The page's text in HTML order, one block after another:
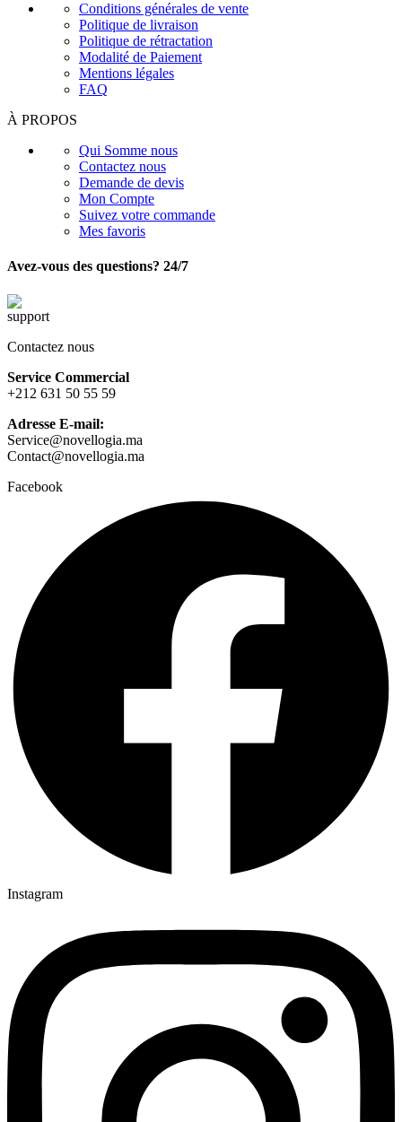
Conditions générales de vente
Politique de livraison
Politique de rétractation
Modalité de Paiement
Mentions légales
FAQ
À PROPOS
Qui Somme nous
Contactez nous
Demande de devis
Mon Compte
Suivez votre commande
Mes favoris
Avez-vous des questions? 24/7
Contactez nous
Service Commercial
+212 631 50 55 59
Adresse E-mail:
Service@novellogia.ma
Contact@novellogia.ma
Facebook
Instagram